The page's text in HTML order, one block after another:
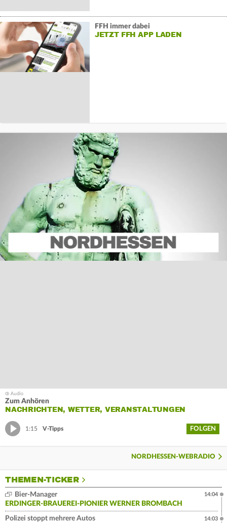
FFH immer dabei
JETZT FFH APP LADEN
Zum Anhören
NACHRICHTEN, WETTER, VERANSTALTUNGEN
1:15 V-Tipps FOLGEN
NORDHESSEN-WEBRADIO
THEMEN-TICKER
Bier-Manager
ERDINGER-BRAUEREI-PIONIER WERNER BROMBACH
14:04
Polizei stoppt mehrere Autos
14:03